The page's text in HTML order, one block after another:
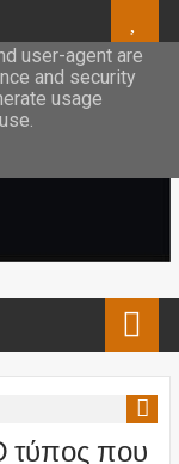
που
its services
user-agent are
and security
usage